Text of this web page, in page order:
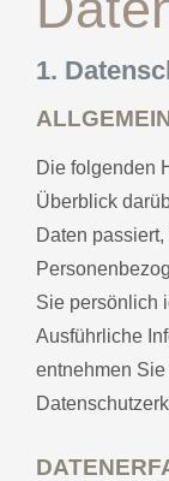
1.
Die folgenden
Überblick
Daten
Sie persönlich
Ausführliche
entnehmen Sie
Massagen
Hände & Füße
Waxing
Online-Shop
Gutschein